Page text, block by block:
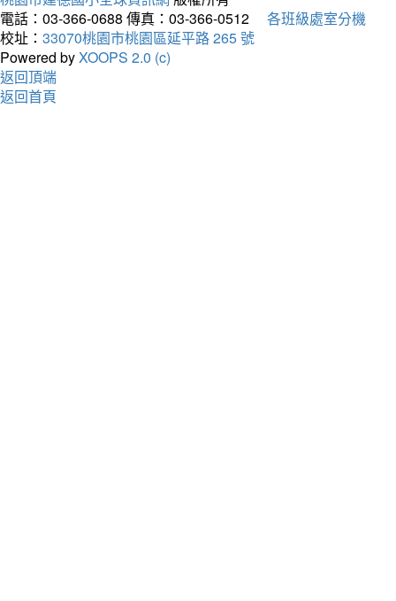
電話：03-366-0688 傳真：03-366-0512
各班級處室分機
校址： 33070桃園市桃園區延平路 265 號
Powered byXOOPS 2.0 (c)
返回頂端
返回首頁